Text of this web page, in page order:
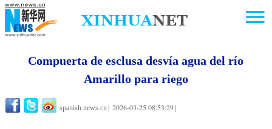
Compuerta de esclusa desvía agua del río
Amarillo para riego
spanish.news.cn 2026-03-25 08:53:29